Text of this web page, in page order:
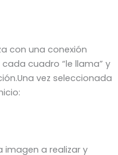
con una conexión
cuadro “le llama” y
vez seleccionada
imagen a realizar y